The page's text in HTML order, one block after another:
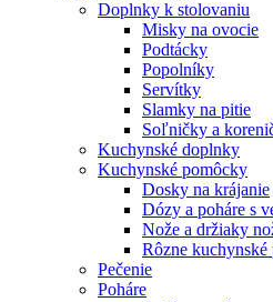
Doplnky k stolovaniu
Misky na ovocie
Podtácky
Popolníky
Servítky
Slamky na pitie
Soľničky a
Kuchynské doplnky
Kuchynské pomôcky
Dosky na krájanie
Dózy a poháre s
Nože a držiaky
Rôzne
Pečenie
Poháre